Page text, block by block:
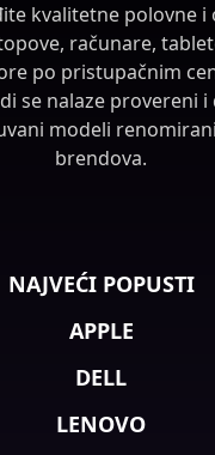
kvalitetne polovne i
računare,
po pristupačnim
se nalaze provereni
modeli
brendova.
NAJVEĆI POPUSTI
APPLE
DELL
LENOVO